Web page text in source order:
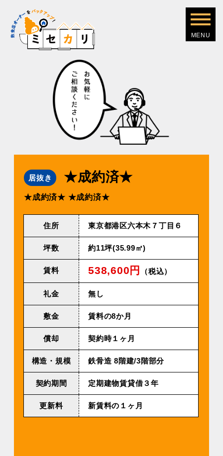
居抜き ★成約済★
★成約済★ ★成約済★
住所 東京都港区六本木７丁目６
坪数 約11坪(35.99㎡)
賃料 538,600円 （税込）
礼金 無し
敷金 賃料の8か月
償却 契約時１ヶ月
構造・規模 鉄⾻造 8階建/3階部分
契約期間 定期建物賃貸借３年
更新料 新賃料の１ヶ月